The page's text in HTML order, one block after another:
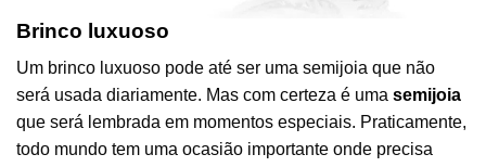
Brinco luxuoso
Um brinco luxuoso pode até ser uma semijoia que não
será usada diariamente. Mas com certeza é uma semijoia
que será lembrada em momentos especiais. Praticamente,
todo mundo tem uma ocasião importante onde precisa